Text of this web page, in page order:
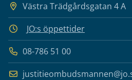
Västra Trädgårdsgatan 4 A
JO:s öppettider
08-786 51 00